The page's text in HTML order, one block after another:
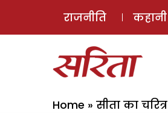
राजनीति कहानी
Home » सीता का चरित्र